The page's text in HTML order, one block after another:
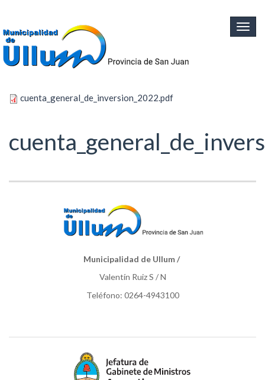
cuenta_general_de_inversion_2022.pdf
Municipalidad de Ullum /
Valentín Ruiz S / N
Teléfono: 0264-4943100